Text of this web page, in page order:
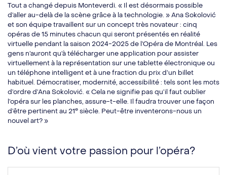
Tout a changé depuis Monteverdi. « Il est désormais possible
d’aller au-delà de la scène grâce à la technologie. » Ana Sokolović
et son équipe travaillent sur un concept très novateur : cinq
opéras de 15 minutes chacun qui seront présentés en réalité
virtuelle pendant la saison 2024-2025 de l’Opéra de Montréal. Les
gens n’auront qu’à télécharger une application pour assister
virtuellement à la représentation sur une tablette électronique ou
un téléphone intelligent et à une fraction du prix d’un billet
habituel. Démocratiser, modernité, accessibilité : tels sont les mots
d’ordre d’Ana Sokolović. « Cela ne signifie pas qu’il faut oublier
l’opéra sur les planches, assure-t-elle. Il faudra trouver une façon
d’être pertinent au 21e siècle. Peut-être inventerons-nous un
nouvel art? »
D’où vient votre passion pour l’opéra?